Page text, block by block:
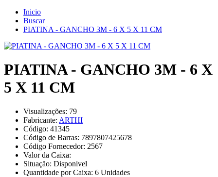
Inicio
Buscar
PIATINA - GANCHO 3M - 6 X 5 X 11 CM
PIATINA - GANCHO 3M - 6 X
5 X 11 CM
Visualizações: 79
Fabricante: ARTHI
Código: 41345
Código de Barras: 7897807425678
Código Fornecedor: 2567
Valor da Caixa:
Situação: Disponivel
Quantidade por Caixa: 6 Unidades